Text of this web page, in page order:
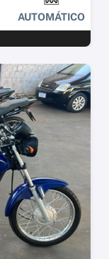
AUTOMÁTICO